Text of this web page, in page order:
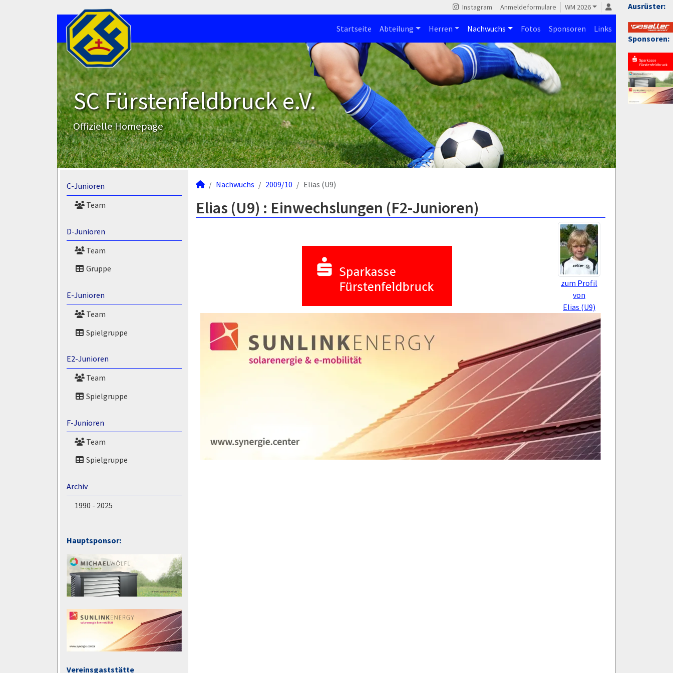
Ausrüster:
Sponsoren:
Instagram Anmeldeformulare WM 2026
Startseite Abteilung Herren Nachwuchs Fotos Sponsoren Links
SC Fürstenfeldbruck e.V.
Offizielle Homepage
C-Junioren
Team
D-Junioren
Team
Gruppe
E-Junioren
Team
Spielgruppe
E2-Junioren
Team
Spielgruppe
F-Junioren
Team
Spielgruppe
Archiv
1990 - 2025
Hauptsponsor:
Vereinsgaststätte
Nachwuchs 2009/10 Elias (U9)
Elias (U9) : Einwechslungen (F2-Junioren)
zum Profil
von
Elias (U9)